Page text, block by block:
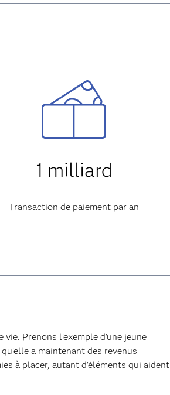
1 milliard
Transaction de paiement par an
vie. Prenons l'exemple d'une jeune
a maintenant des revenus
à placer, autant d'éléments qui aident